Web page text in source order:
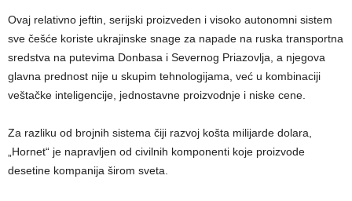
Ovaj relativno jeftin, serijski proizveden i visoko autonomni sistem
sve češće koriste ukrajinske snage za napade na ruska transportna
sredstva na putevima Donbasa i Severnog Priazovlja, a njegova
glavna prednost nije u skupim tehnologijama, već u kombinaciji
veštačke inteligencije, jednostavne proizvodnje i niske cene.
Za razliku od brojnih sistema čiji razvoj košta milijarde dolara,
„Hornet“ je napravljen od civilnih komponenti koje proizvode
desetine kompanija širom sveta.